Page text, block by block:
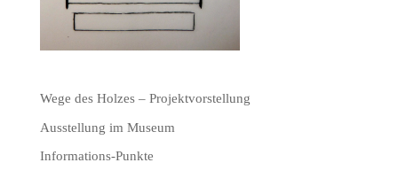
Wege des Holzes – Projektvorstellung
Ausstellung im Museum
Informations-Punkte